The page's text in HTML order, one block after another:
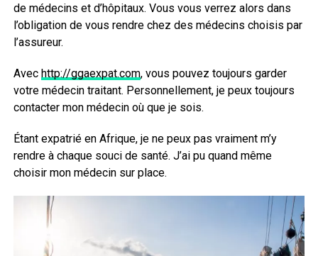
de médecins et d’hôpitaux. Vous vous verrez alors dans
l’obligation de vous rendre chez des médecins choisis par
l’assureur.
Avec http://ggaexpat.com, vous pouvez toujours garder
votre médecin traitant. Personnellement, je peux toujours
contacter mon médecin où que je sois.
Étant expatrié en Afrique, je ne peux pas vraiment m’y
rendre à chaque souci de santé. J’ai pu quand même
choisir mon médecin sur place.